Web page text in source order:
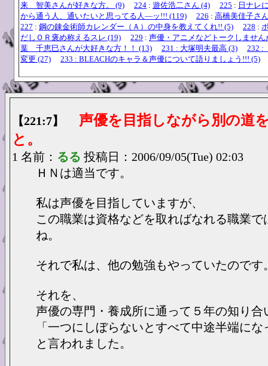
来 智美さんが好きな方。 (9)
224 : 遊佐浩二さん (4) 225 : 日ナレ
から通う人、通いたいと思ってる人―ッ!!! (119)
226 : 高橋美佳子さ
227 : 鋼の錬金術師カレンダー（Ａ）の中身を教えてくれ!! (5) 228 :
だしＯＲ褒め称えるスレ (19)
229 : 声優・アニメなどトークしません
葉 千恵巳さんが大好きな方！！ (13)
231 : 大塚明夫最高 (3)
232 :
変更 (27)
233 : BLEACHのキャラ＆声優について語りましょう!!! (5)
【221:7】 声優を目指しながら別の道
と。
1 名前： るる 投稿日：2006/09/05(Tue) 02:03
ＨＮは適当です。
私は声優を目指していますが、
この職業は資格などを取ればなれる職業で
ね。
それで私は、他の勉強もやっていたのです
それを、
声優の専門・養成所に通って５年の知り合
「一つにしぼらないとすべて中途半端に
と言われました。